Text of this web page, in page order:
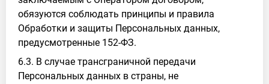
обязуются соблюдать принципы и правила
Обработки и защиты Персональных данных,
предусмотренные 152-ФЗ.
6.3. В случае трансграничной передачи
Персональных данных в страны, не